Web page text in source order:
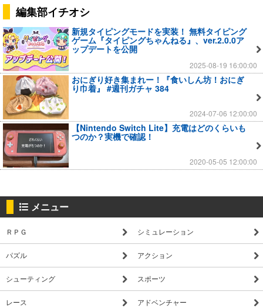
編集部イチオシ
新規タイピングモードを実装！ 無料タイピング
ゲーム『タイピングちゃんねる』、ver.2.0.0ア
ップデートを公開
2025-08-19 16:00:00
おにぎり好き集まれー！『食いしん坊！おにぎ
り巾着』 #週刊ガチャ 384
2024-07-06 12:00:00
【Nintendo Switch Lite】充電はどのくらいも
つのか？実機で確認！
2020-05-05 12:00:00
メニュー
ＲＰＧ シミュレーション
パズル アクション
シューティング スポーツ
レース アドベンチャー